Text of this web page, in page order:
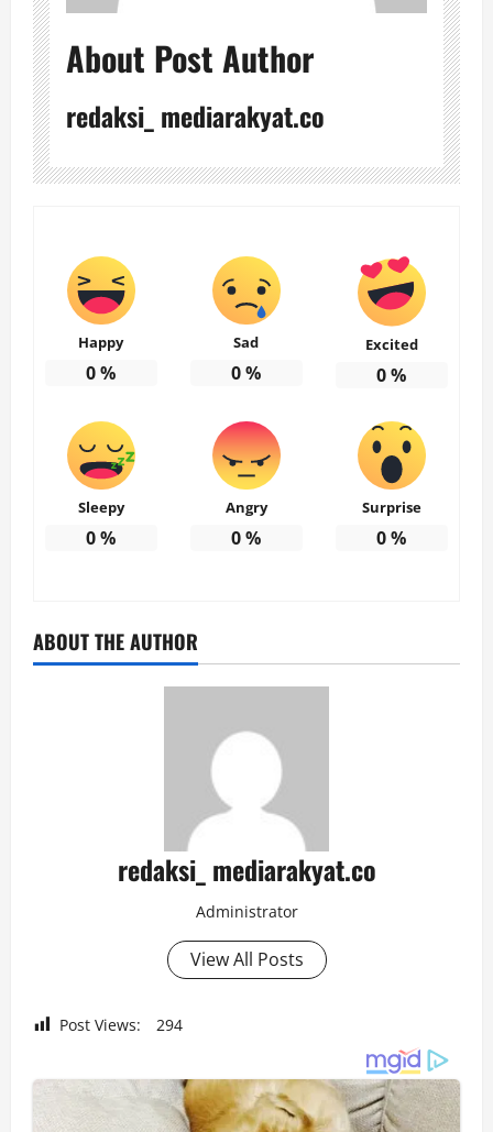
About Post Author
redaksi_ mediarakyat.co
Happy
0%
Sad
0%
Excited
0%
Sleepy
0%
Angry
0%
Surprise
0%
ABOUT THE AUTHOR
redaksi_ mediarakyat.co
Administrator
View All Posts
Post Views: 294